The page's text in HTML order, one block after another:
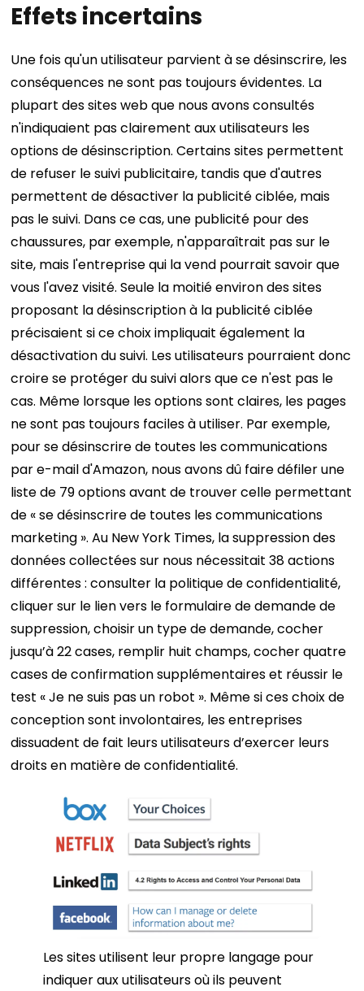
Effets incertains
Une fois qu'un utilisateur parvient à se désinscrire, les
conséquences ne sont pas toujours évidentes. La
plupart des sites web que nous avons consultés
n'indiquaient pas clairement aux utilisateurs les
options de désinscription. Certains sites permettent
de refuser le suivi publicitaire, tandis que d'autres
permettent de désactiver la publicité ciblée, mais
pas le suivi. Dans ce cas, une publicité pour des
chaussures, par exemple, n'apparaîtrait pas sur le
site, mais l'entreprise qui la vend pourrait savoir que
vous l'avez visité. Seule la moitié environ des sites
proposant la désinscription à la publicité ciblée
précisaient si ce choix impliquait également la
désactivation du suivi. Les utilisateurs pourraient donc
croire se protéger du suivi alors que ce n'est pas le
cas. Même lorsque les options sont claires, les pages
ne sont pas toujours faciles à utiliser. Par exemple,
pour se désinscrire de toutes les communications
par e-mail d'Amazon, nous avons dû faire défiler une
liste de 79 options avant de trouver celle permettant
de « se désinscrire de toutes les communications
marketing ». Au New York Times, la suppression des
données collectées sur nous nécessitait 38 actions
différentes : consulter la politique de confidentialité,
cliquer sur le lien vers le formulaire de demande de
suppression, choisir un type de demande, cocher
jusqu’à 22 cases, remplir huit champs, cocher quatre
cases de confirmation supplémentaires et réussir le
test « Je ne suis pas un robot ». Même si ces choix de
conception sont involontaires, les entreprises
dissuadent de fait leurs utilisateurs d’exercer leurs
droits en matière de confidentialité.
Les sites utilisent leur propre langage pour
indiquer aux utilisateurs où ils peuvent